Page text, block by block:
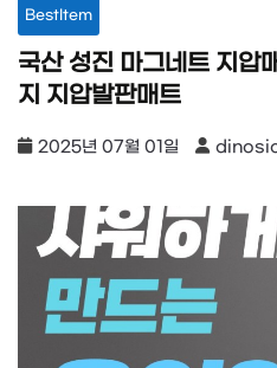
BestItem
국산 성진 마그네트 지압
지 지압발판매트
2025년 07월 01일